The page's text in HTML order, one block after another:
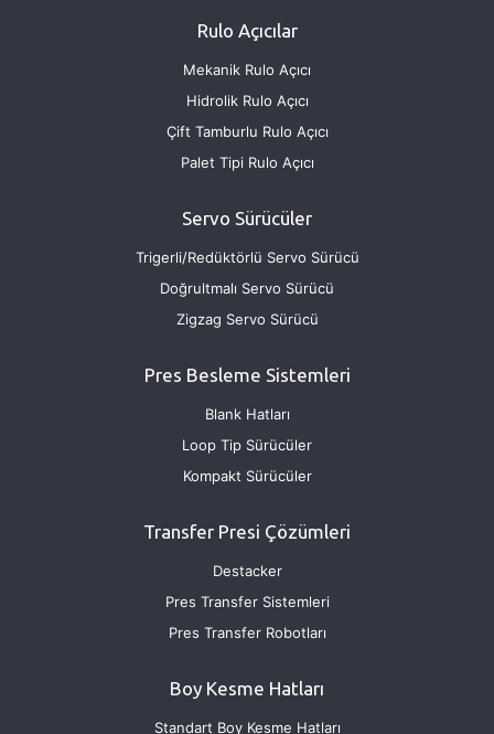
Rulo Açıcılar
Mekanik Rulo Açıcı
Hidrolik Rulo Açıcı
Çift Tamburlu Rulo Açıcı
Palet Tipi Rulo Açıcı
Servo Sürücüler
Trigerli/Redüktörlü Servo Sürücü
Doğrultmalı Servo Sürücü
Zigzag Servo Sürücü
Pres Besleme Sistemleri
Blank Hatları
Loop Tip Sürücüler
Kompakt Sürücüler
Transfer Presi Çözümleri
Destacker
Pres Transfer Sistemleri
Pres Transfer Robotları
Boy Kesme Hatları
Standart Boy Kesme Hatları